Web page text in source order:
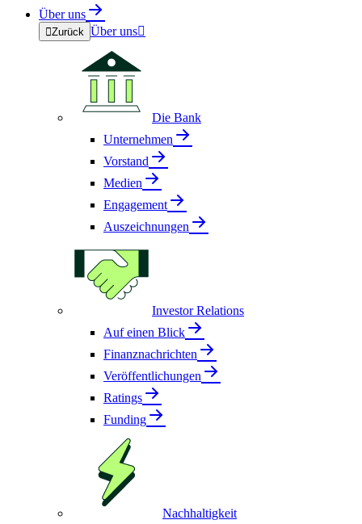
Über uns
Zurück Über uns
Die Bank
Unternehmen
Vorstand
Medien
Engagement
Auszeichnungen
Investor Relations
Auf einen Blick
Finanznachrichten
Veröffentlichungen
Ratings
Funding
Nachhaltigkeit